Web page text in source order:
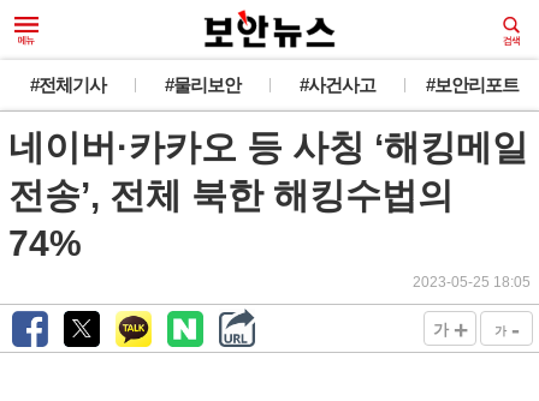
#전체기사 #물리보안 #사건사고 #보안리포트
네이버·카카오 등 사칭 ‘해킹메일
전송’, 전체 북한 해킹수법의
74%
2023-05-25 18:05
가 + 가 -